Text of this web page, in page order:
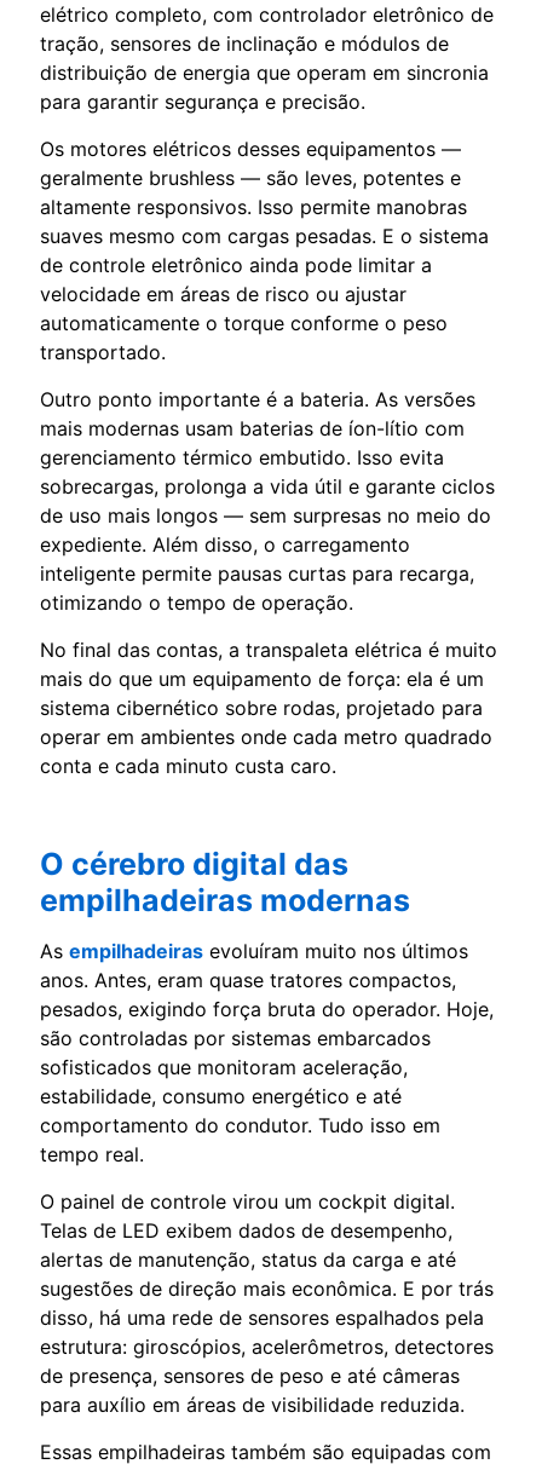
elétrico completo, com controlador eletrônico de
tração, sensores de inclinação e módulos de
distribuição de energia que operam em sincronia
para garantir segurança e precisão.
Os motores elétricos desses equipamentos —
geralmente brushless — são leves, potentes e
altamente responsivos. Isso permite manobras
suaves mesmo com cargas pesadas. E o sistema
de controle eletrônico ainda pode limitar a
velocidade em áreas de risco ou ajustar
automaticamente o torque conforme o peso
transportado.
Outro ponto importante é a bateria. As versões
mais modernas usam baterias de íon-lítio com
gerenciamento térmico embutido. Isso evita
sobrecargas, prolonga a vida útil e garante ciclos
de uso mais longos — sem surpresas no meio do
expediente. Além disso, o carregamento
inteligente permite pausas curtas para recarga,
otimizando o tempo de operação.
No final das contas, a transpaleta elétrica é muito
mais do que um equipamento de força: ela é um
sistema cibernético sobre rodas, projetado para
operar em ambientes onde cada metro quadrado
conta e cada minuto custa caro.
O cérebro digital das
empilhadeiras modernas
As empilhadeiras evoluíram muito nos últimos
anos. Antes, eram quase tratores compactos,
pesados, exigindo força bruta do operador. Hoje,
são controladas por sistemas embarcados
sofisticados que monitoram aceleração,
estabilidade, consumo energético e até
comportamento do condutor. Tudo isso em
tempo real.
O painel de controle virou um cockpit digital.
Telas de LED exibem dados de desempenho,
alertas de manutenção, status da carga e até
sugestões de direção mais econômica. E por trás
disso, há uma rede de sensores espalhados pela
estrutura: giroscópios, acelerômetros, detectores
de presença, sensores de peso e até câmeras
para auxílio em áreas de visibilidade reduzida.
Essas empilhadeiras também são equipadas com